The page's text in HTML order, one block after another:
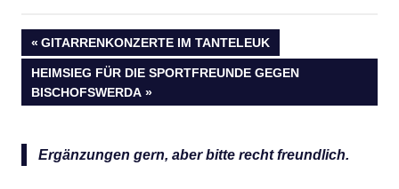
Anzeige
Beitragsnavigation
VORHERIGER
BEITRAG:
GITARRENKONZERTE IM TANTELEUK
NÄCHSTER
BEITRAG:
HEIMSIEG FÜR DIE SPORTFREUNDE GEGEN
BISCHOFSWERDA
Ergänzungen gern, aber bitte recht freundlich.